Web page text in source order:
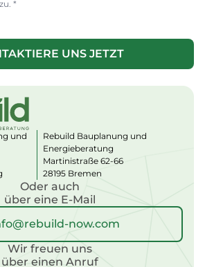
*
UNS JETZT
und
Rebuild Bauplanung und
Energieberatung
Martinistraße 62-66
28195 Bremen
Wir freuen uns
über einen Anruf
Oder auch
über eine E-Mail
now.com